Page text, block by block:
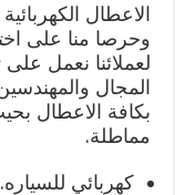
الاعطال
وحرصا منا على
لعملائنا نعمل
المجال
بكافة الاعطال
مماطلة.
كهربائي للسياره.